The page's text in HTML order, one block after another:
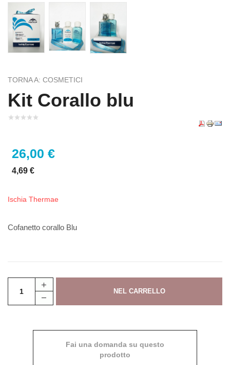
TORNA A: COSMETICI
Kit Corallo blu
26,00 €
4,69 €
Ischia Thermae
Cofanetto corallo Blu
Fai una domanda su questo
prodotto